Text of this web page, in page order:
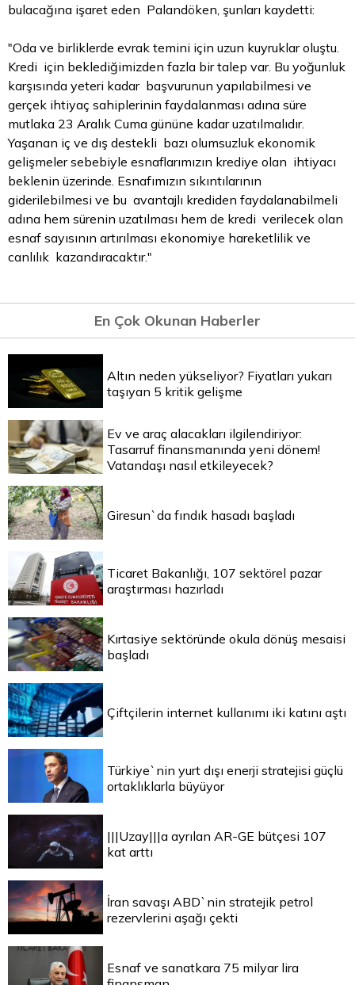
bulacağına işaret eden Palandöken, şunları kaydetti:
"Oda ve birliklerde evrak temini için uzun kuyruklar oluştu.
Kredi için beklediğimizden fazla bir talep var. Bu yoğunluk
karşısında yeteri kadar başvurunun yapılabilmesi ve
gerçek ihtiyaç sahiplerinin faydalanması adına süre
mutlaka 23 Aralık Cuma gününe kadar uzatılmalıdır.
Yaşanan iç ve dış destekli bazı olumsuzluk ekonomik
gelişmeler sebebiyle esnaflarımızın krediye olan ihtiyacı
beklenin üzerinde. Esnafımızın sıkıntılarının
giderilebilmesi ve bu avantajlı krediden faydalanabilmeli
adına hem sürenin uzatılması hem de kredi verilecek olan
esnaf sayısının artırılması ekonomiye hareketlilik ve
canlılık kazandıracaktır."
En Çok Okunan Haberler
Altın neden yükseliyor? Fiyatları yukarı
taşıyan 5 kritik gelişme
Ev ve araç alacakları ilgilendiriyor:
Tasarruf finansmanında yeni dönem!
Vatandaşı nasıl etkileyecek?
Giresun`da fındık hasadı başladı
Ticaret Bakanlığı, 107 sektörel pazar
araştırması hazırladı
Kırtasiye sektöründe okula dönüş mesaisi
başladı
Çiftçilerin internet kullanımı iki katını aştı
Türkiye`nin yurt dışı enerji stratejisi güçlü
ortaklıklarla büyüyor
|||Uzay|||a ayrılan AR-GE bütçesi 107
kat arttı
İran savaşı ABD`nin stratejik petrol
rezervlerini aşağı çekti
Esnaf ve sanatkara 75 milyar lira